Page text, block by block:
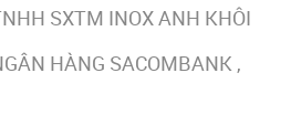
SXTM INOX ANH KHÔI
HÀNG SACOMBANK ,